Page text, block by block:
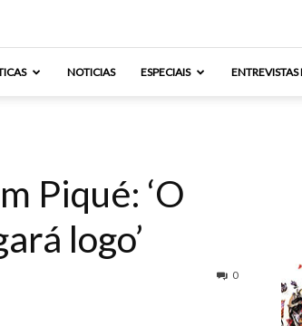
NOTICIAS ESPECIAIS ENTREVISTAS
Piqué: ‘O
logo’
0